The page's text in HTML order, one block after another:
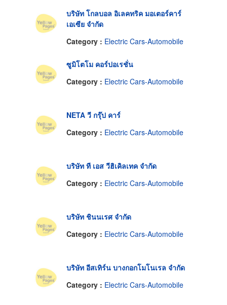
บริษัท โกลบอล อิเลคทริค มอเตอร์คาร์
เอเซีย จำกัด
Category : Electric Cars-Automobile
ซูมิโตโม คอร์ปอเรชั่น
Category : Electric Cars-Automobile
NETA วี กรุ๊ป คาร์
Category : Electric Cars-Automobile
บริษัท ที เอส วีฮิเคิลเทค จำกัด
Category : Electric Cars-Automobile
บริษัท ชินนเรศ จำกัด
Category : Electric Cars-Automobile
บริษัท อีสเทิร์น บางกอกโมโนเรล จํากัด
Category : Electric Cars-Automobile